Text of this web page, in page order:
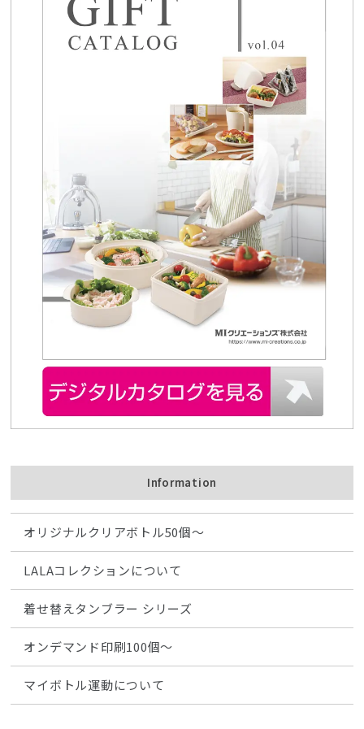
Information
オリジナルクリアボトル50個〜
LALAコレクションについて
着せ替えタンブラー シリーズ
オンデマンド印刷100個〜
マイボトル運動について